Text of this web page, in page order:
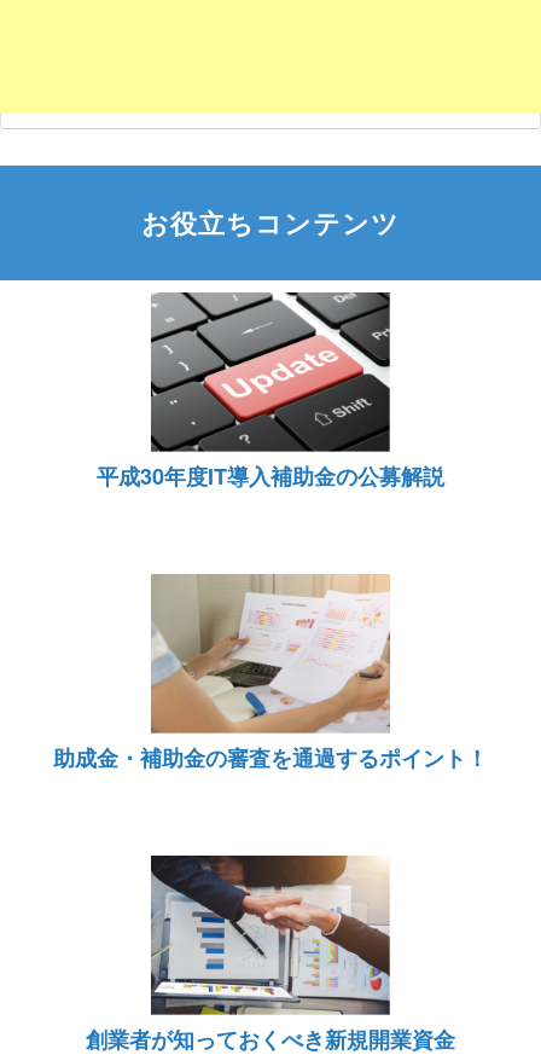
お役立ちコンテンツ
平成30年度IT導入補助金の公募解説
助成金・補助金の審査を通過するポイント！
創業者が知っておくべき新規開業資金